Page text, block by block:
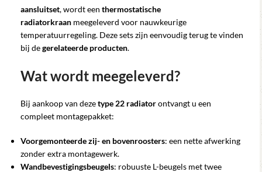
aansluitset, wordt een thermostatische
radiatorkraan meegeleverd voor nauwkeurige
temperatuurregeling. Deze sets zijn eenvoudig terug te vinden
bij degerelateerde producten.
Wat wordt meegeleverd?
Bij aankoop van dezetype 22 radiatorontvangt u een
compleet montagepakket:
Voorgemonteerde zij- en bovenroosters: een nette afwerking
zonder extra montagewerk.
Wandbevestigingsbeugels: robuuste L-beugels met twee